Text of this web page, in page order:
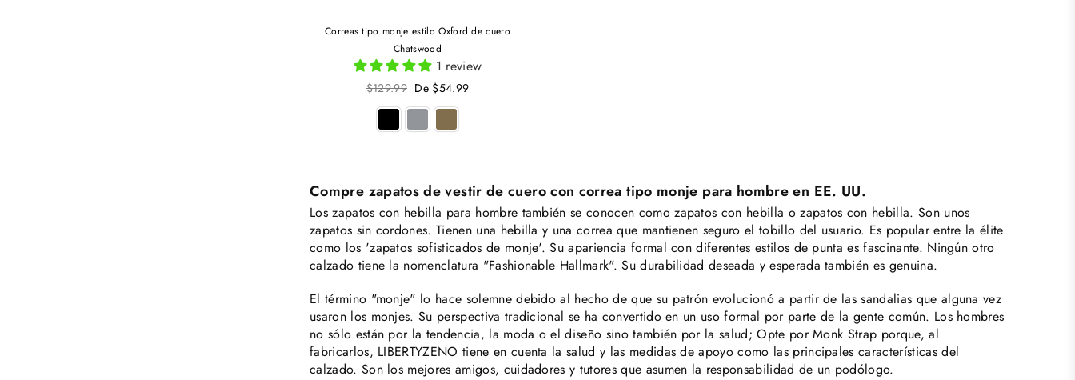
Correas tipo monje estilo Oxford de cuero
Chatswood
1 review
Precio
habitual
$129.99 De $54.99
Compre zapatos de vestir de cuero con correa tipo monje para hombre en EE. UU.
Los zapatos con hebilla para hombre también se conocen como zapatos con hebilla o zapatos con hebilla. Son unos
zapatos sin cordones. Tienen una hebilla y una correa que mantienen seguro el tobillo del usuario. Es popular entre la élite
como los 'zapatos sofisticados de monje'. Su apariencia formal con diferentes estilos de punta es fascinante. Ningún otro
calzado tiene la nomenclatura "Fashionable Hallmark". Su durabilidad deseada y esperada también es genuina.
El término "monje" lo hace solemne debido al hecho de que su patrón evolucionó a partir de las sandalias que alguna vez
usaron los monjes. Su perspectiva tradicional se ha convertido en un uso formal por parte de la gente común. Los hombres
no sólo están por la tendencia, la moda o el diseño sino también por la salud; Opte por Monk Strap porque, al
fabricarlos, LIBERTYZENO tiene en cuenta la salud y las medidas de apoyo como las principales características del
calzado. Son los mejores amigos, cuidadores y tutores que asumen la responsabilidad de un podólogo.